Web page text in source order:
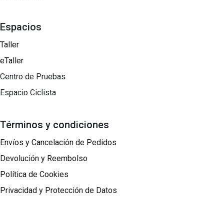
Espacios
Taller
eTaller
Centro de Pruebas
Espacio Ciclista
Términos y condiciones
Envíos y Cancelación de Pedidos
Devolución y Reembolso
Política de Cookies
Privacidad y Protección de Datos